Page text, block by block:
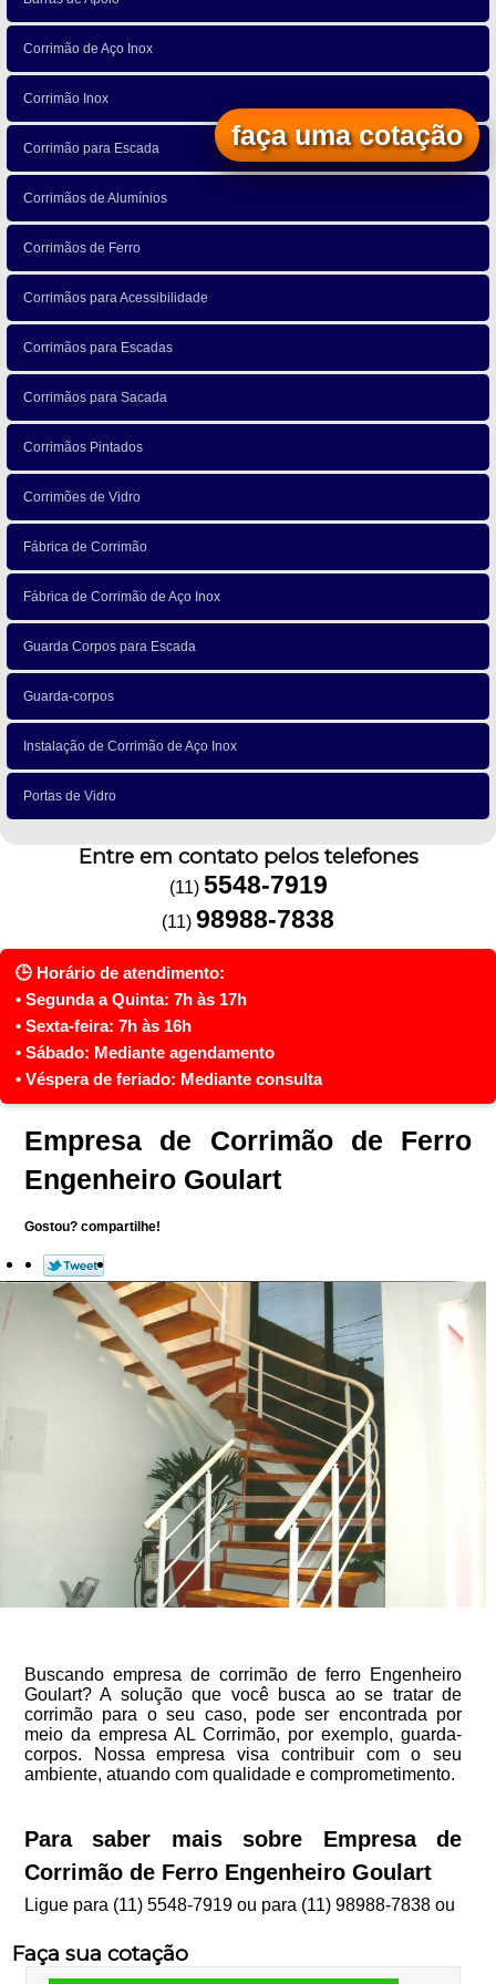
Corrimão de Aço Inox
Corrimão Inox
Corrimão para Escada
Corrimãos de Alumínios
Corrimãos de Ferro
Corrimãos para Acessibilidade
Corrimãos para Escadas
Corrimãos para Sacada
Corrimãos Pintados
Corrimões de Vidro
Fábrica de Corrimão
Fábrica de Corrimão de Aço Inox
Guarda Corpos para Escada
Guarda-corpos
Instalação de Corrimão de Aço Inox
Portas de Vidro
Entre em contato pelos telefones
(11) 5548-7919
(11) 98988-7838
Empresa de Corrimão de Ferro
Engenheiro Goulart
Gostou? compartilhe!
Buscando empresa de corrimão de ferro Engenheiro
Goulart? A solução que você busca ao se tratar de
corrimão para o seu caso, pode ser encontrada por
meio da empresa AL Corrimão, por exemplo, guarda-
corpos. Nossa empresa visa contribuir com o seu
ambiente, atuando com qualidade e comprometimento.
Para saber mais sobre Empresa de
Corrimão de Ferro Engenheiro Goulart
Ligue para (11) 5548-7919ou para (11) 98988-7838ou
faça uma cotação
Faça sua cotação